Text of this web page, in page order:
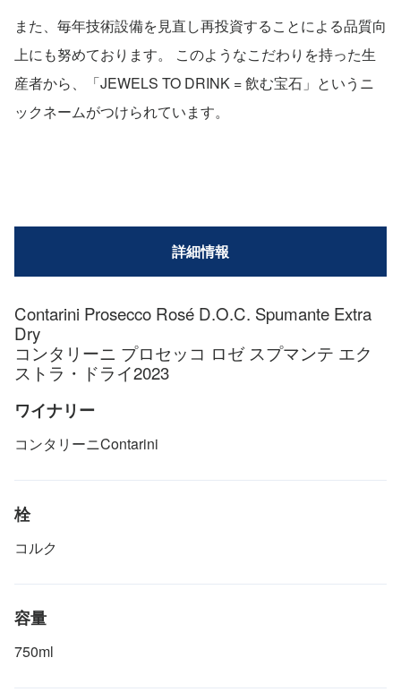
また、毎年技術設備を見直し再投資することによる品質向
上にも努めております。 このようなこだわりを持った生
産者から、「JEWELS TO DRINK = 飲む宝石」というニ
ックネームがつけられています。
詳細情報
Contarini Prosecco Rosé D.O.C. Spumante Extra
Dry
コンタリーニ プロセッコ ロゼ スプマンテ エク
ストラ・ドライ2023
ワイナリー
コンタリーニContarini
栓
コルク
容量
750ml